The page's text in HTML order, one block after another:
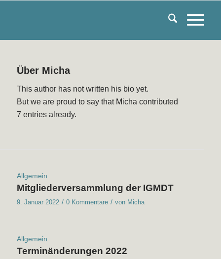
Über Micha
This author has not written his bio yet.
But we are proud to say that Micha contributed
7 entries already.
Allgemein
Mitgliederversammlung der IGMDT
9. Januar 2022 / 0 Kommentare / von Micha
Allgemein
Terminänderungen 2022